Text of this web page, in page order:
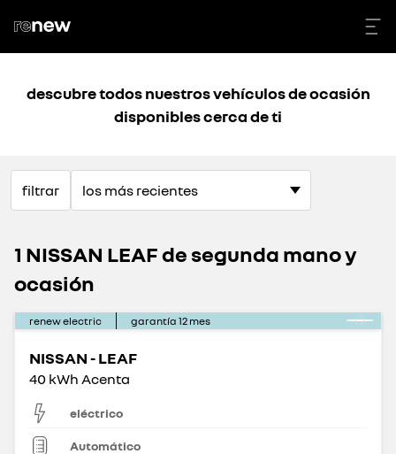
descubre todos nuestros vehículos de ocasión
disponibles cerca de ti
filtrar
1 NISSAN LEAF de segunda mano y
ocasión
renew electric garantía 12 mes
NISSAN - LEAF
40 kWh Acenta
eléctrico
Automático